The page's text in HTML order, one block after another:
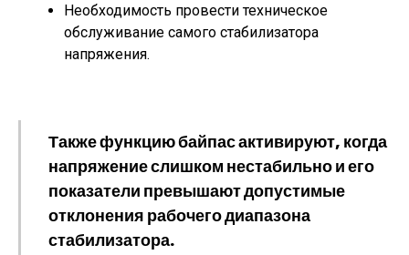
Необходимость провести техническое
обслуживание самого стабилизатора
напряжения.
Также функцию байпас активируют, когда
напряжение слишком нестабильно и его
показатели превышают допустимые
отклонения рабочего диапазона
стабилизатора.